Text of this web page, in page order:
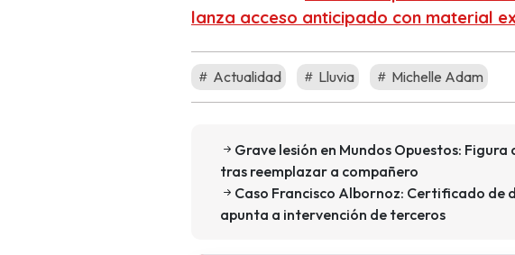
lanza acceso anticipado con material
Actualidad Lluvia Michelle Adam
Grave lesión en Mundos Opuestos:
tras reemplazar a compañero
Caso Francisco Albornoz: Certificado de
apunta a intervención de terceros